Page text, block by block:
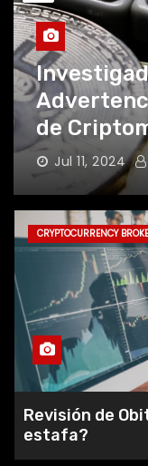
de
Jul 11, 2024
CRYPTOCURRENCY
Revisión de
estafa?